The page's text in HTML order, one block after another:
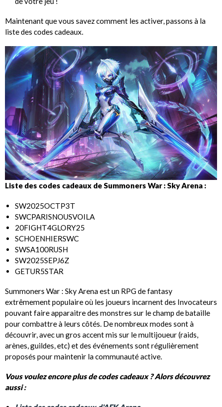
Maintenant que vous savez comment les activer, passons à la
liste des codes cadeaux.
Liste des codes cadeaux de Summoners War : Sky Arena :
SW2025OCTP3T
SWCPARISNOUSVOILA
20FIGHT4GLORY25
SCHOENHIERSWC
SWSA100RUSH
SW2025SEPJ6Z
GETUR5STAR
Summoners War : Sky Arena est un RPG de fantasy
extrêmement populaire où les joueurs incarnent des Invocateurs
pouvant faire apparaitre des monstres sur le champ de bataille
pour combattre à leurs côtés. De nombreux modes sont à
découvrir, avec un gros accent mis sur le multijoueur (raids,
arènes, guildes, etc) et des événements sont régulièrement
proposés pour maintenir la communauté active.
Vous voulez encore plus de codes cadeaux ? Alors découvrez
aussi :